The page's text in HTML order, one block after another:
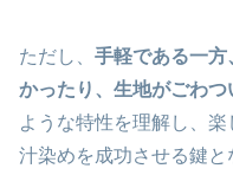
ただし、 手軽である一
かったり、生地がごわつ
ような特性を理解し、
汁染めを成功させる鍵と